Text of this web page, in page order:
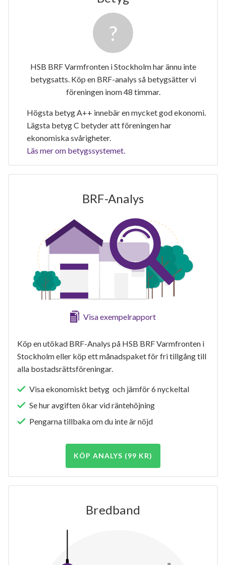
HSB BRF Varmfronten i Stockholm har ännu inte
betygsatts. Köp en BRF-analys så betygsätter vi
föreningen inom 48 timmar.
Högsta betyg A++ innebär en mycket god ekonomi.
Lägsta betyg C betyder att föreningen har
ekonomiska svårigheter.
Läs mer om betygssystemet.
BRF-Analys
Visa exempelrapport
Köp en utökad BRF-Analys på HSB BRF Varmfronten i
Stockholm eller köp ett månadspaket för fri tillgång till
alla bostadsrättsföreningar.
Visa ekonomiskt betyg och jämför 6 nyckeltal
Se hur avgiften ökar vid räntehöjning
Pengarna tillbaka om du inte är nöjd
KÖP ANALYS (99 KR)
Bredband